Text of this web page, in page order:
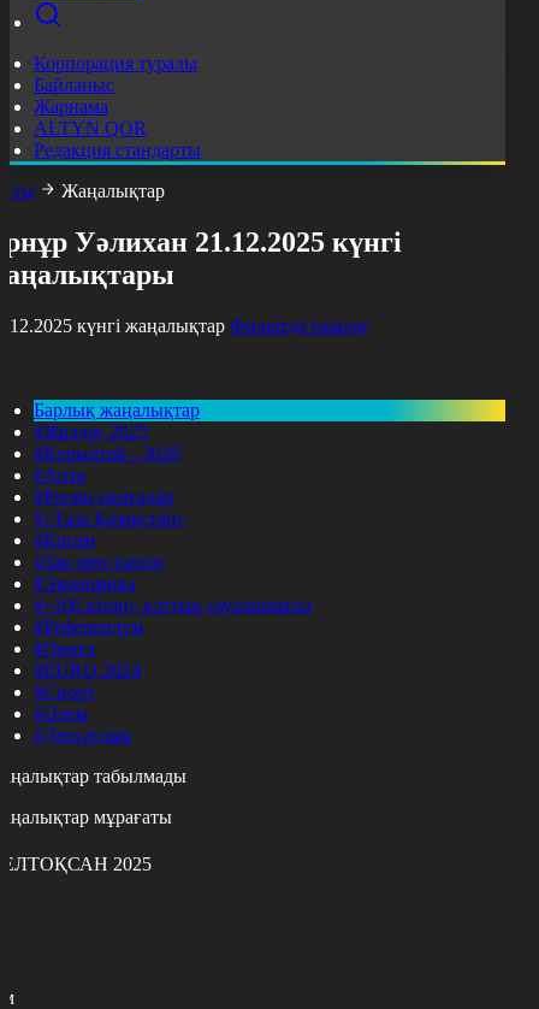
Корпорация туралы
Байланыс
Жарнама
ALTYN QOR
Редакция стандарты
Жаңалықтар
Уәлихан 21.12.2025 күнгі
күнгі жаңалықтар Фильтрді тазалау
Барлық жаңалықтар
#Жолдау 2025
#Құрылтай - 2026
#Апта
#Ресми оқиғалар
#«Таза Қазақстан»
#Қоғам
#Заң мен тәртіп
#Экономика
#«100 кітап» ұлттық сауалнамасы
#Референдум
#Оқиға
#EURO 2024
#Спорт
#Әлем
#Денсаулық
табылмады
мұрағаты
2025